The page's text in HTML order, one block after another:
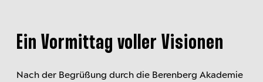
Ein Vormittag voller Visionen
Nach der Begrüßung durch die Berenberg Akademie